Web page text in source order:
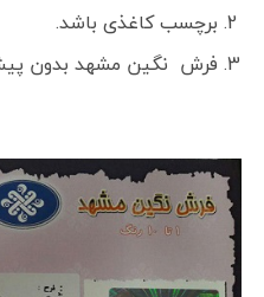
برچسب کاغذی باشد.
فرش نگین مشهد بدون